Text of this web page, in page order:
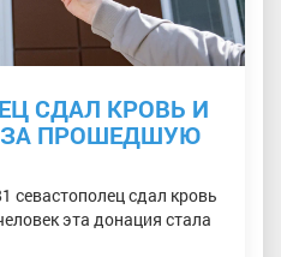
СДАЛ КРОВЬ И
ЗА ПРОШЕДШУЮ
сдал кровь
эта донация стала